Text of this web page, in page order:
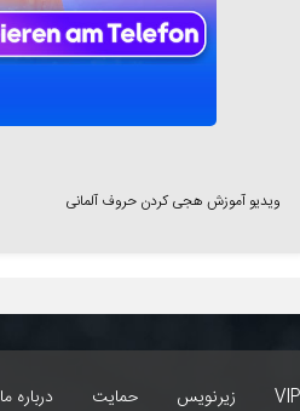
ویدیو آموزش هجی کردن حروف آلمانی
زیرنویس حمایت درباره ما